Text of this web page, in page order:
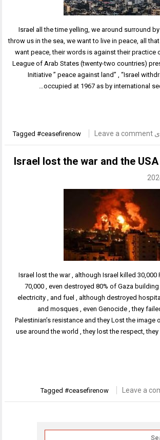
Israel all the time yelling, we around surround
throw us in the sea, we want to live in peace, all
want peace, their words is against their practice
League of Arab States (twenty-two countries)
Initiative ” peace against land” , “Israel
occupied at 1967 as by international
Tagged #ceasefirenow Leave a comment
Israel lost the war and the
Israel lost the war , although Israel killed 30,000
70,000 , even destroyed 80% of Gaza building
electricity , and fuel , although destroyed
and mosques , even Genocide , they
Palestinian’s resistance and they Lost the image
use around the world , they lost the respect, they
Tagged #ceasefirenow Leave a